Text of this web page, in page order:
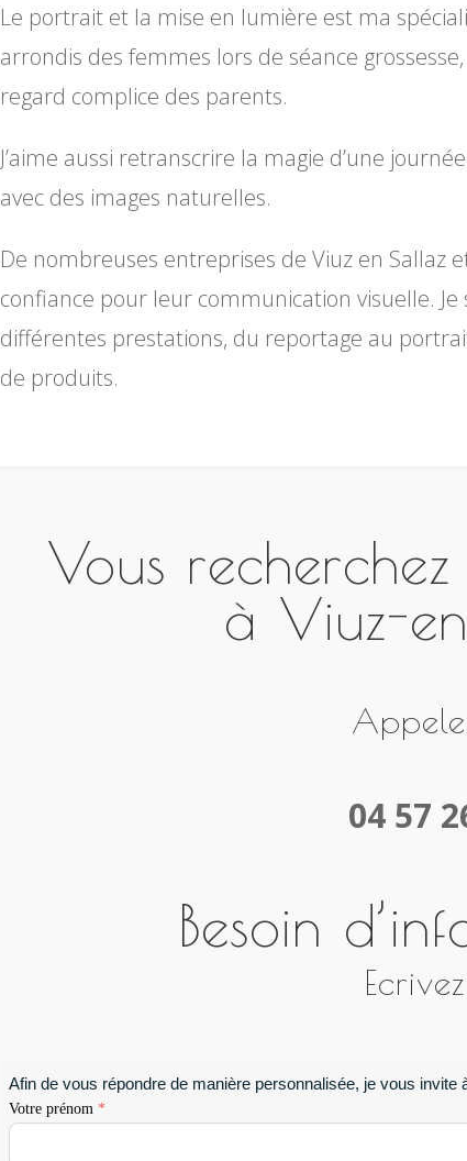
Le portrait et la mise en lumière est ma
arrondis des femmes lors de séance
regard complice des parents.
J’aime aussi retranscrire la magie d’une
avec des images naturelles.
De nombreuses entreprises de Viuz en Sallaz
confiance pour leur communication visuelle.
différentes prestations, du reportage au
de produits.
Vous
à Viuz-
04 57
Besoin